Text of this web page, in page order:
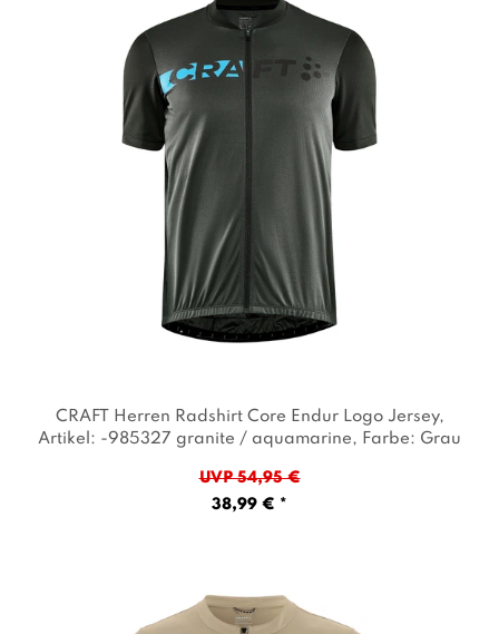
CRAFT Herren Radshirt Core Endur Logo Jersey,
Artikel: -985327 granite / aquamarine, Farbe: Grau
UVP 54,95 €
38,99 € *